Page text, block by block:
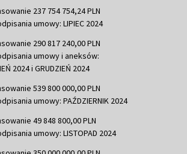
237 754 754,24 PLN
umowy: LIPIEC 2024
290 817 240,00 PLN
umowy i aneksów:
2024 i GRUDZIEŃ 2024
539 800 000,00 PLN
umowy: PAŹDZIERNIK 2024
49 848 800,00 PLN
umowy: LISTOPAD 2024